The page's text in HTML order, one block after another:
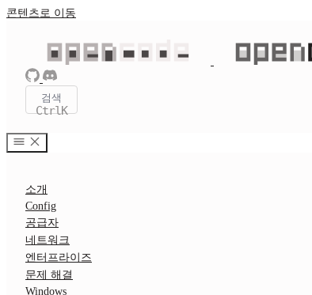
콘텐츠로 이동
검색
CtrlK
소개
Config
공급자
네트워크
엔터프라이즈
문제 해결
Windows